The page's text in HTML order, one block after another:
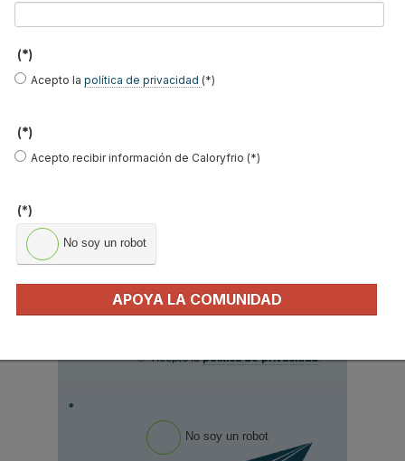
Suscríbete a
nuestros boletines
ACTUALIDAD DEL SECTOR
Email *
Ocupación *
Acepto lapolítica de privacidad.
*
No soy un robot
(*)
Acepto la política de privacidad (*)
(*)
Acepto recibir información de Caloryfrio (*)
(*)
No soy un robot
APOYA LA COMUNIDAD